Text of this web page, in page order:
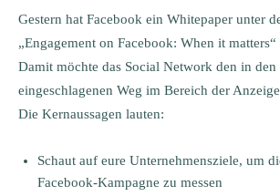
Gestern hat Facebook ein Whitepaper unter
„Engagement on Facebook: When it
Damit möchte das Social Network den in den
eingeschlagenen Weg im Bereich der
Die Kernaussagen lauten:
Schaut auf eure Unternehmensziele, um
Facebook-Kampagne zu messen